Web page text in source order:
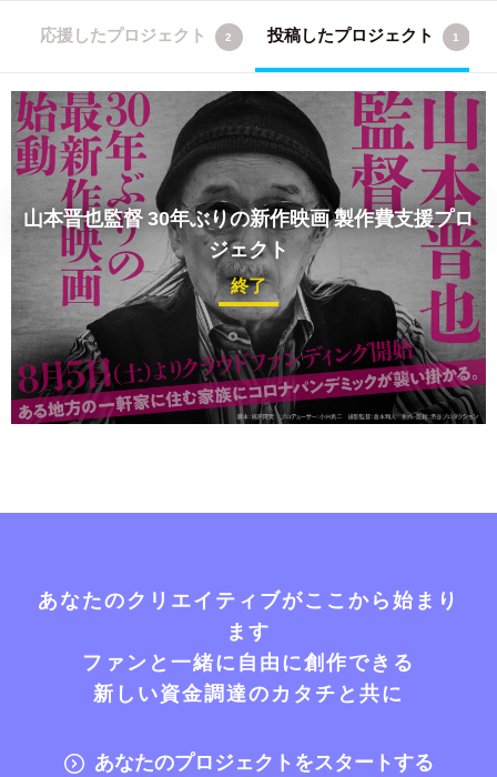
応援したプロジェクト 2 投稿したプロジェクト 1
山本晋也監督 30年ぶりの新作映画 製作費支援プロ
ジェクト
終了
あなたのクリエイティブがここから始まり
ます
ファンと一緒に自由に創作できる
新しい資金調達のカタチと共に
あなたのプロジェクトをスタートする